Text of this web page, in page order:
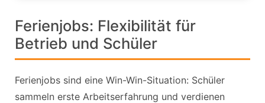
Ferienjobs: Flexibilität für
Betrieb und Schüler
Ferienjobs sind eine Win-Win-Situation: Schüler
sammeln erste Arbeitserfahrung und verdienen